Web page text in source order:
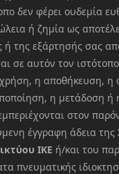
δεν φέρει ουδεμία
ή ζημία ως
της εξάρτησής σας
σε αυτόν τον
η αποθήκευση,
η μετάδοση ή
στον
έγγραφη άδεια της
ΙΚΕ ή/και του
πνευματικής